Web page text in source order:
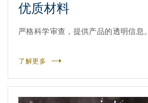
优质材料
严格科学审查，提供产品的透明信息。
了解更多